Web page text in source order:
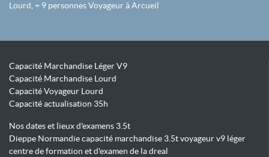
Lourd, + 9 personnes Voyageur à Arcueil
Capacité Marchandise Léger V9
Capacité Marchandise Lourd
Capacité Voyageur Lourd
Capacité actualisation 35h
Nos dates et lieux d'examens 3.5t
Dieppe Normandie capacité marchandise 3.5t voyageur v9 léger
centre de formation et d'examen de la dreal